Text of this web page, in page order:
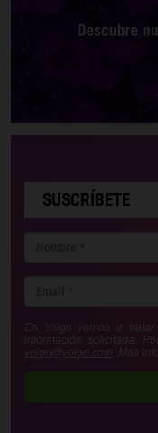
SUSCRÍBETE
En Yoigo vamos a
información solicitada.
yoigo@yoigo.com . Más Info